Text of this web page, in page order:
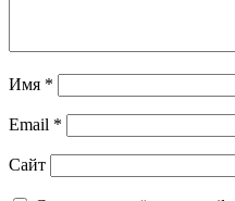
Имя *
Email *
Сайт